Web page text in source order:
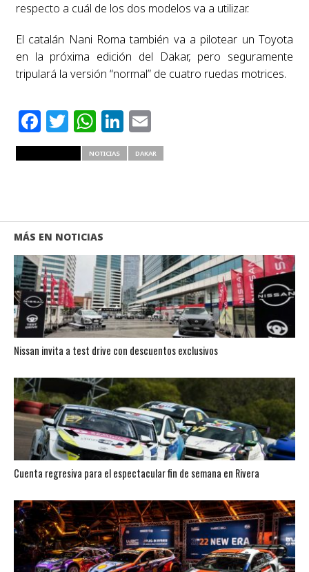
respecto a cuál de los dos modelos va a utilizar.
El catalán Nani Roma también va a pilotear un Toyota
en la próxima edición del Dakar, pero seguramente
tripulará la versión “normal” de cuatro ruedas motrices.
Facebook
Twitter
WhatsApp
LinkedIn
Email
NOTICIAS DAKAR
MÁS EN NOTICIAS
Nissan invita a test drive con descuentos exclusivos
Cuenta regresiva para el espectacular fin de semana en Rivera